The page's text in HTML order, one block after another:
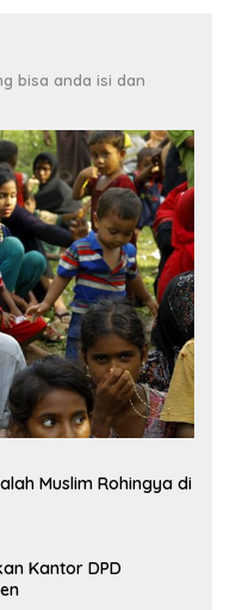
bisa anda isi dan
Muslim Rohingya di
Kantor DPD